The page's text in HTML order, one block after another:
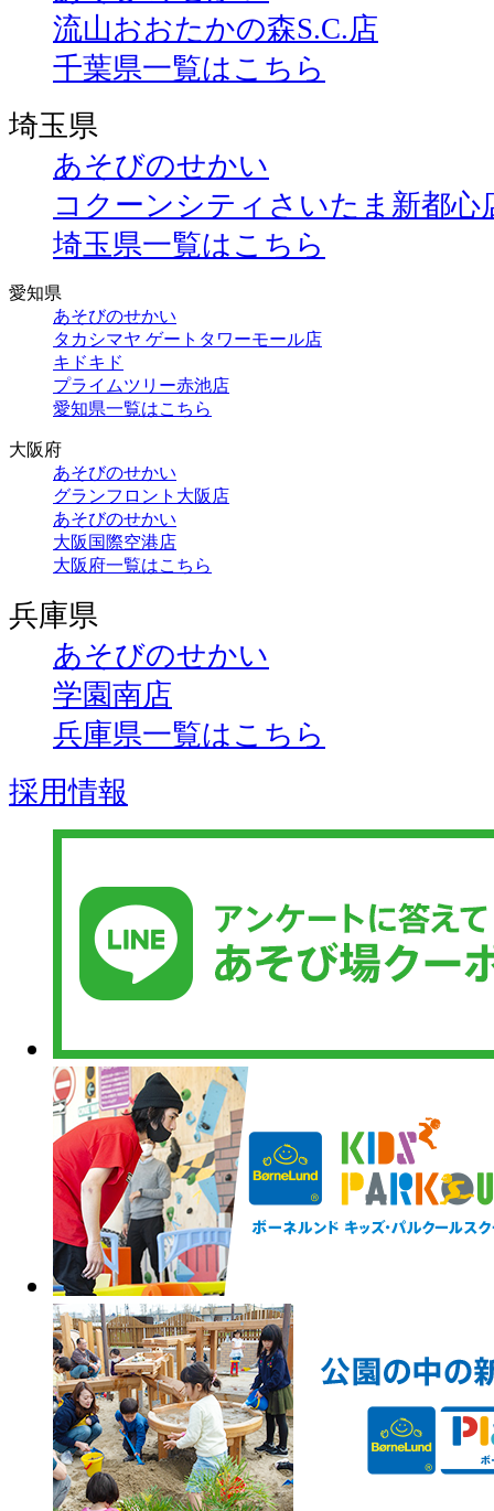
流山おおたかの森S.C.店
千葉県一覧はこちら
埼玉県
あそびのせかい
コクーンシティさいたま新都心
埼玉県一覧はこちら
愛知県
あそびのせかい
タカシマヤ ゲートタワーモール店
キドキド
プライムツリー赤池店
愛知県一覧はこちら
大阪府
あそびのせかい
グランフロント大阪店
あそびのせかい
大阪国際空港店
大阪府一覧はこちら
兵庫県
あそびのせかい
学園南店
兵庫県一覧はこちら
採用情報